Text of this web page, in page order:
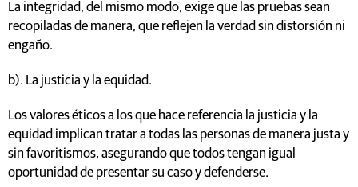
La integridad, del mismo modo, exige que las pruebas sean
recopiladas de manera, que reflejen la verdad sin distorsión ni
engaño.
b). La justicia y la equidad.
Los valores éticos a los que hace referencia la justicia y la
equidad implican tratar a todas las personas de manera justa y
sin favoritismos, asegurando que todos tengan igual
oportunidad de presentar su caso y defenderse.